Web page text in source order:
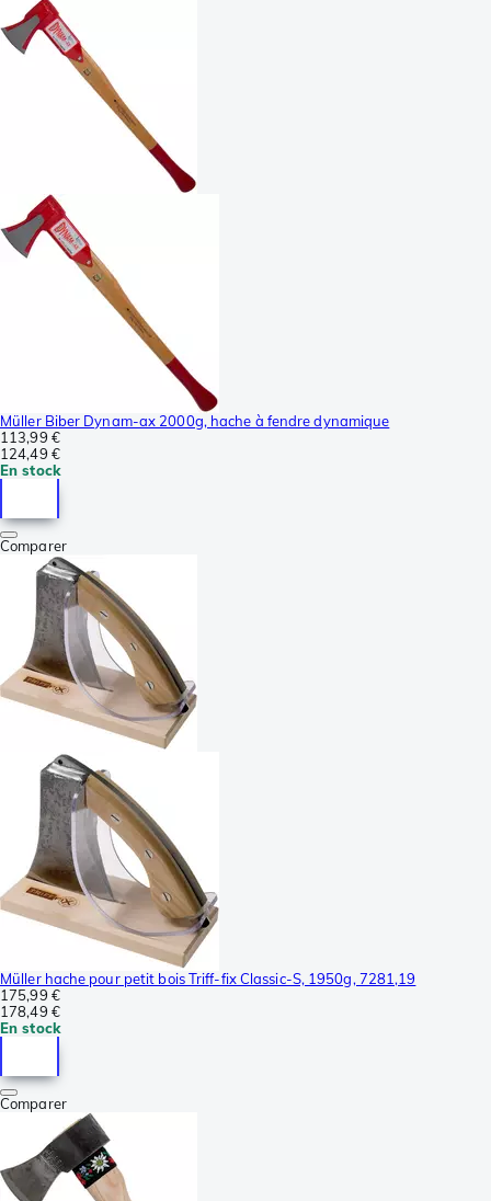
Müller Biber Dynam-ax 2000g, hache à fendre dynamique
113,99 €
124,49 €
En stock
Comparer
Müller hache pour petit bois Triff-fix Classic-S, 1950g, 7281,19
175,99 €
178,49 €
En stock
Comparer